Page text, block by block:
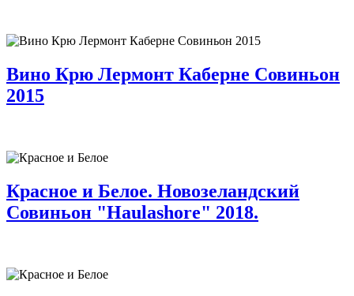
Вино Крю Лермонт Каберне Совиньон
2015
Красное и Белое. Новозеландский
Совиньон "Haulashore" 2018.